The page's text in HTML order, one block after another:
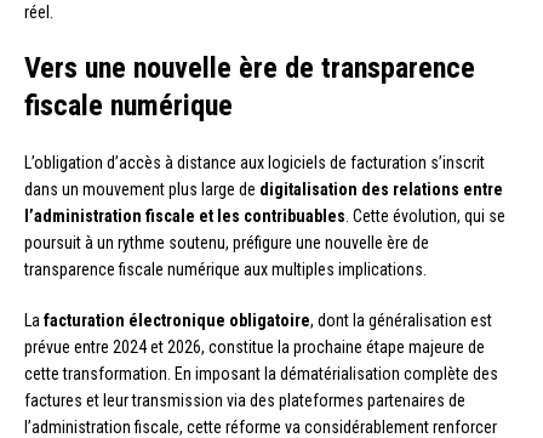
réel.
Vers une nouvelle ère de transparence
fiscale numérique
L’obligation d’accès à distance aux logiciels de facturation s’inscrit
dans un mouvement plus large de digitalisation des relations entre
l’administration fiscale et les contribuables . Cette évolution, qui se
poursuit à un rythme soutenu, préfigure une nouvelle ère de
transparence fiscale numérique aux multiples implications.
La facturation électronique obligatoire, dont la généralisation est
prévue entre 2024 et 2026, constitue la prochaine étape majeure de
cette transformation. En imposant la dématérialisation complète des
factures et leur transmission via des plateformes partenaires de
l’administration fiscale, cette réforme va considérablement renforcer